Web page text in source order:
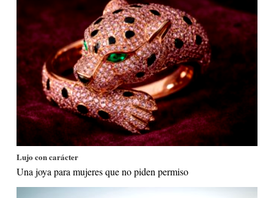
Lujo con carácter
Una joya para mujeres que no piden permiso